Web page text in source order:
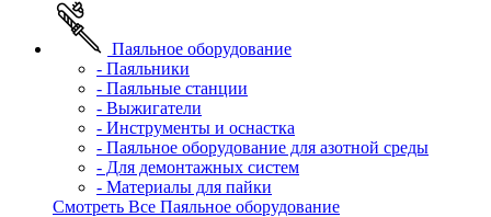
Паяльное оборудование
- Паяльники
- Паяльные станции
- Выжигатели
- Инструменты и оснастка
- Паяльное оборудование для азотной среды
- Для демонтажных систем
- Материалы для пайки
Смотреть Все Паяльное оборудование